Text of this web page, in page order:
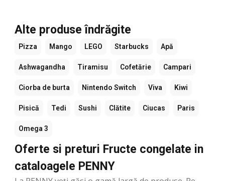
Alte produse îndrăgite
Pizza Mango LEGO Starbucks Apă
Ashwagandha Tiramisu Cofetărie Campari
Ciorba de burta Nintendo Switch Viva Kiwi
Pisică Tedi Sushi Clătite Ciucas Paris
Omega 3
Oferte si preturi Fructe congelate in
cataloagele PENNY